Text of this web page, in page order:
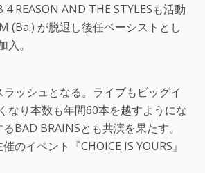
4 REASON AND THE STYLESも活動
(Ba.) が脱退し後任ベーシストとし
。
ラッシュとなる。ライブもビッグイ
なり本数も年間60本を越すようにな
BAD BRAINSとも共演を果たす。
のイベント『CHOICE IS YOURS』